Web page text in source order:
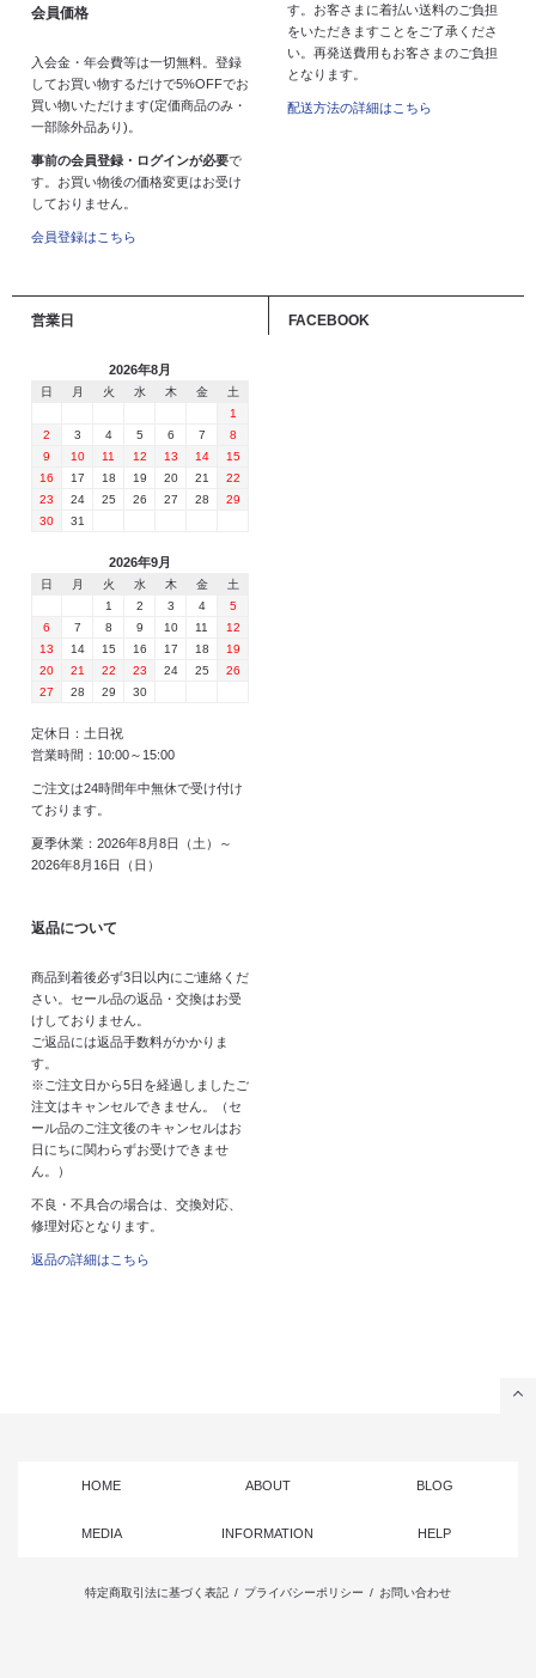
会員価格
入会金・年会費等は一切無料。登録
してお買い物するだけで5%OFFでお
買い物いただけます(定価商品のみ・
一部除外品あり)。
事前の会員登録・ログインが必要で
す。お買い物後の価格変更はお受け
しておりません。
会員登録はこちら
す。お客さまに着払い送料のご負担
をいただきますことをご了承くださ
い。再発送費用もお客さまのご負担
となります。
配送方法の詳細はこちら
営業日
2026年8月
日 月 火 水 木 金
土
1
2
3 4 5 6 7
8
9
10 11 12 13 14
15
16
17 18 19 20 21
22
23
24 25 26 27 28
29
30
31
2026年9月
日 月 火 水 木 金
土
1
2 3 4
5
6
7 8 9 10 11
12
13
14 15 16 17 18
19
20
21 22 23 24 25
26
27
28 29 30
定休日：土日祝
営業時間：10:00～15:00
ご注文は24時間年中無休で受け付け
ております。
夏季休業：2026年8月8日（土）～
2026年8月16日（日）
返品について
商品到着後必ず3日以内にご連絡くだ
さい。セール品の返品・交換はお受
けしておりません。
ご返品には返品手数料がかかりま
す。
※ご注文日から5日を経過しましたご
注文はキャンセルできません。（セ
ール品のご注文後のキャンセルはお
日にちに関わらずお受けできませ
ん。）
不良・不具合の場合は、交換対応、
修理対応となります。
返品の詳細はこちら
FACEBOOK
HOME ABOUT BLOG
MEDIA INFORMATION HELP
特定商取引法に基づく表記 / プライバシーポリシー / お問い合わせ